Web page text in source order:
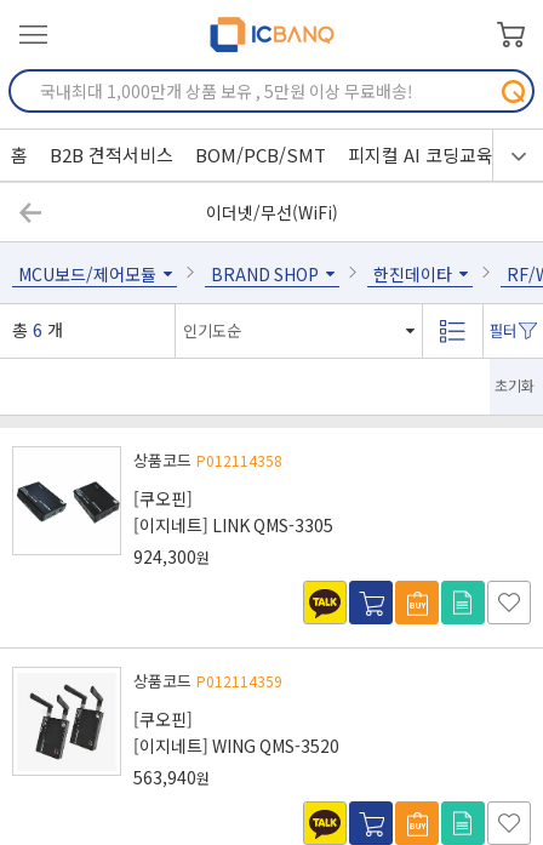
홈 B2B 견적서비스 BOM/PCB/SMT 피지컬 AI 코딩교육
이더넷/무선(WiFi)
MCU보드/제어모듈 BRAND SHOP 한진데이타 RF/
총 6 개
초기화
상품코드 P012114358
[쿠오핀]
[이지네트] LINK QMS-3305
924,300원
상품코드 P012114359
[쿠오핀]
[이지네트] WING QMS-3520
563,940원